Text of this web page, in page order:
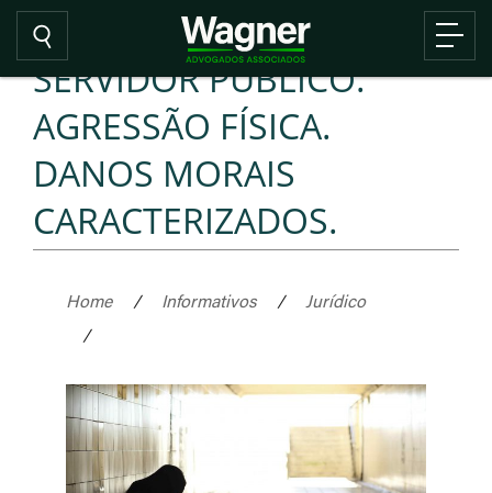
SERVIDOR PÚBLICO.
AGRESSÃO FÍSICA.
DANOS MORAIS
CARACTERIZADOS.
Home / Informativos /
Jurídico
/